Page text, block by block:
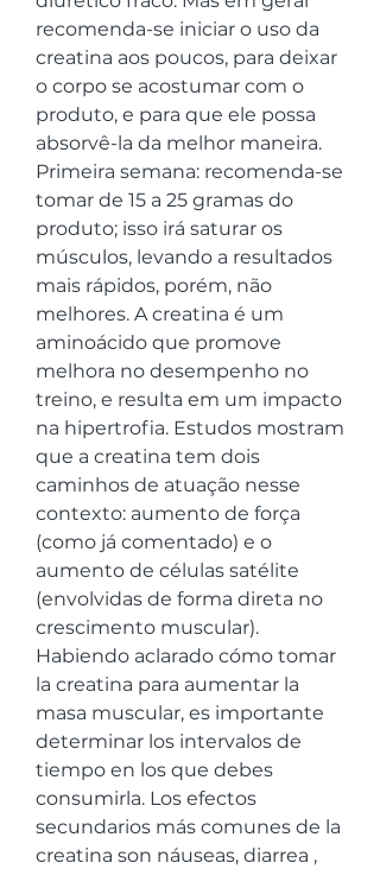
recomenda-se iniciar o uso da
creatina aos poucos, para deixar
o corpo se acostumar com o
produto, e para que ele possa
absorvê-la da melhor maneira.
Primeira semana: recomenda-se
tomar de 15 a 25 gramas do
produto; isso irá saturar os
músculos, levando a resultados
mais rápidos, porém, não
melhores. A creatina é um
aminoácido que promove
melhora no desempenho no
treino, e resulta em um impacto
na hipertrofia. Estudos mostram
que a creatina tem dois
caminhos de atuação nesse
contexto: aumento de força
(como já comentado) e o
aumento de células satélite
(envolvidas de forma direta no
crescimento muscular).
Habiendo aclarado cómo tomar
la creatina para aumentar la
masa muscular, es importante
determinar los intervalos de
tiempo en los que debes
consumirla. Los efectos
secundarios más comunes de la
creatina son náuseas, diarrea ,